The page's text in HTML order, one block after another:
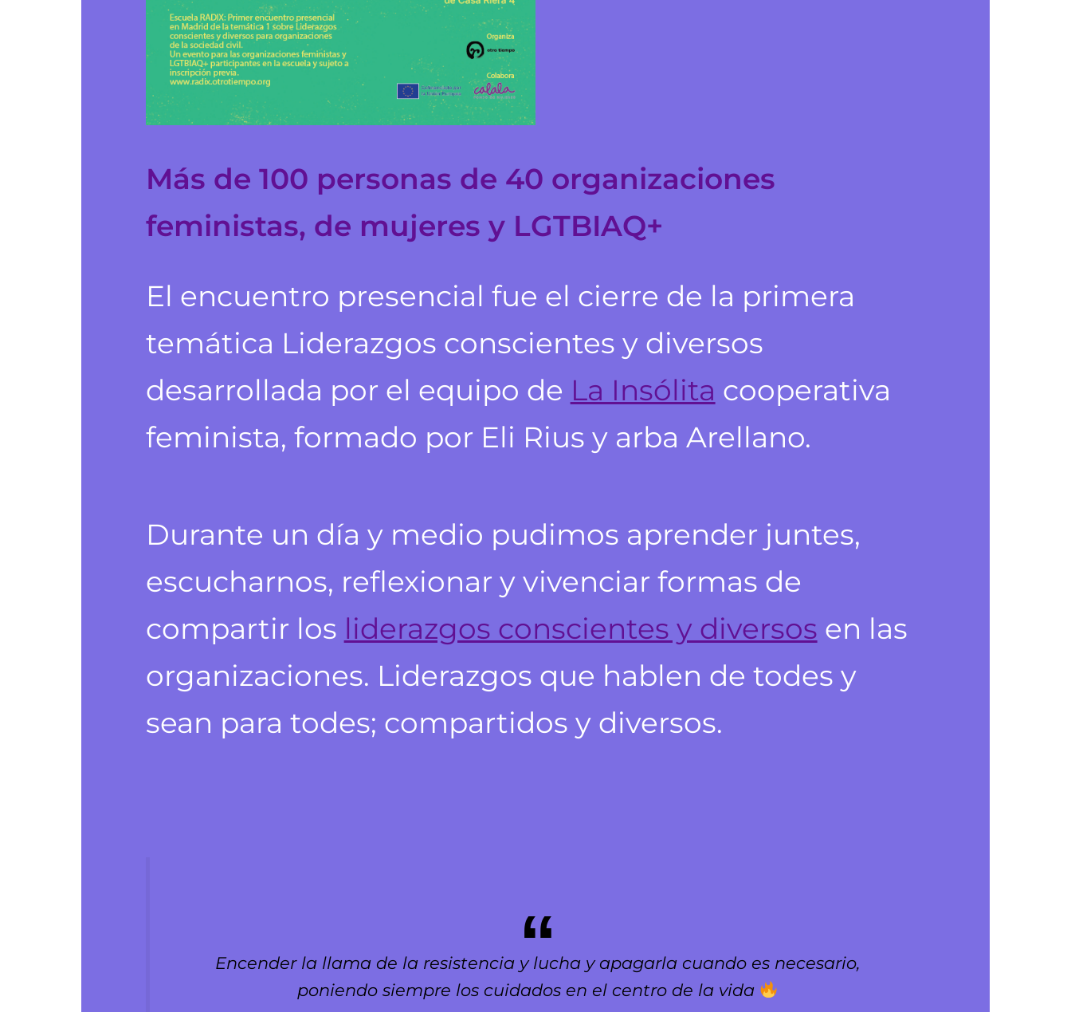
Más de 100 personas de 40 organizaciones
feministas, de mujeres y LGTBIAQ+
El encuentro presencial fue el cierre de la primera
temática Liderazgos conscientes y diversos
desarrollada por el equipo de La Insólita cooperativa
feminista, formado por Eli Rius y arba Arellano.
Durante un día y medio pudimos aprender juntes,
escucharnos, reflexionar y vivenciar formas de
compartir los liderazgos conscientes y diversos en las
organizaciones. Liderazgos que hablen de todes y
sean para todes; compartidos y diversos.
Encender la llama de la resistencia y lucha y apagarla cuando es necesario,
poniendo siempre los cuidados en el centro de la vida